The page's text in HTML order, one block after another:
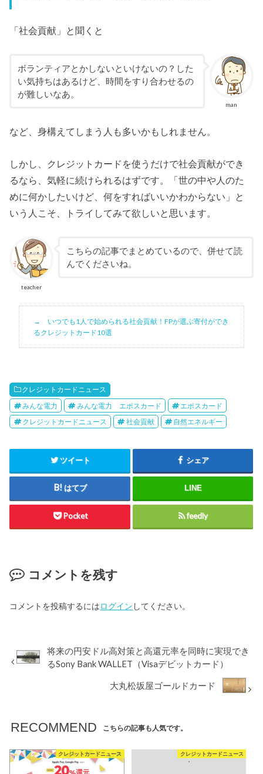
「社会貢献」と聞くと
man
ボランティアとかしないといけないの？した
い気持ちはあるけど、時間をすり合わせるの
が難しいなあ。
など、身構えてしまう人も多いかもしれません。
しかし、クレジットカードを使うだけで社会貢献ができ
るなら、気軽に続けられるはずです。「世の中や人のた
めに何かしたいけど、何をすればいいかわからない」と
いう人こそ、トライしてみて欲しいと思います。
teacher
こちらの記事でまとめているので、併せて読
んでくださいね。
いつでも1人で始められる社会貢献！FPが選ぶ寄付ができ
るクレジットカード10選
クレジットカードニュース
みんな電力
みんな電力 エポスカード
エポスカード
クレジットカードニュース
社会貢献 自然エネルギー
ツイート シェア
はてブ LINE
Pocket feedly
コメントを残す
コメントを投稿するにはログイン してください。
将来の円安ドル高対策と高還元率を同時に実現でき
るSony Bank WALLET（Visaデビットカード）
大丸松坂屋ゴールドカード
RECOMMEND こちらの記事も人気です。
クレジットカードニュース クレジットカードニュース